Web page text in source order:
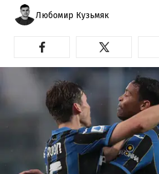
Любомир Кузьмяк